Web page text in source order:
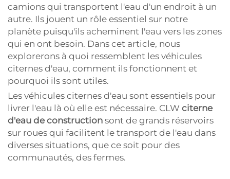
camions qui transportent l'eau d'un endroit à un
autre. Ils jouent un rôle essentiel sur notre
planète puisqu'ils acheminent l'eau vers les zones
qui en ont besoin. Dans cet article, nous
explorerons à quoi ressemblent les véhicules
citernes d'eau, comment ils fonctionnent et
pourquoi ils sont utiles.
Les véhicules citernes d'eau sont essentiels pour
livrer l'eau là où elle est nécessaire. CLW citerne
d'eau de construction sont de grands réservoirs
sur roues qui facilitent le transport de l'eau dans
diverses situations, que ce soit pour des
communautés, des fermes.